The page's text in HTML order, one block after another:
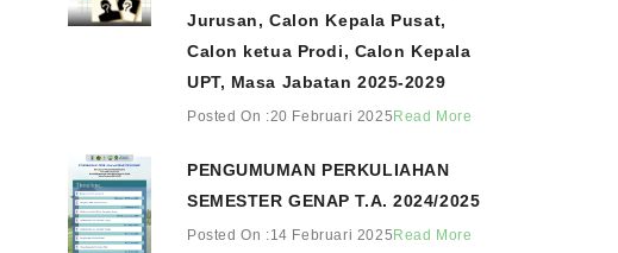
Jurusan, Calon Kepala Pusat,
Calon ketua Prodi, Calon Kepala
UPT, Masa Jabatan 2025-2029
Posted On :20 Februari 2025 Read More
PENGUMUMAN PERKULIAHAN
SEMESTER GENAP T.A. 2024/2025
Posted On :14 Februari 2025 Read More